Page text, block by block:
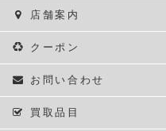
店舗案内
クーポン
お問い合わせ
買取品目